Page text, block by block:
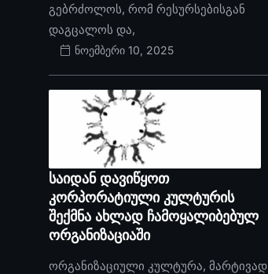
გებრძოლოს, რომ რესურსებისგან
დაგცალოს და,
ნოემბერი 10, 2025
საიდან დავიწყოთ
კორპორატიული კულტურის
შექმნა ახლად ჩამოყალიბებულ
ორგანიზაციაში
ორგანიზაციული კულტურა, მარტივად